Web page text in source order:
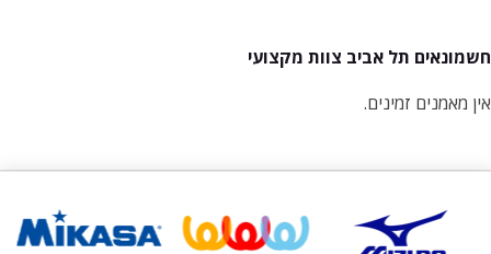
חשמונאים תל אביב צוות מקצועי
אין מאמנים זמינים.